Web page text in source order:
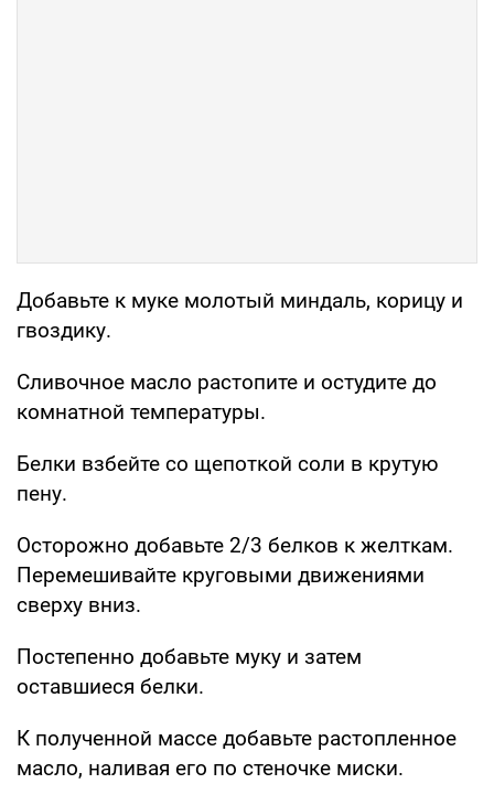
Добавьте к муке молотый миндаль, корицу и
гвоздику.
Сливочное масло растопите и остудите до
комнатной температуры.
Белки взбейте со щепоткой соли в крутую
пену.
Осторожно добавьте 2/3 белков к желткам.
Перемешивайте круговыми движениями
сверху вниз.
Постепенно добавьте муку и затем
оставшиеся белки.
К полученной массе добавьте растопленное
масло, наливая его по стеночке миски.